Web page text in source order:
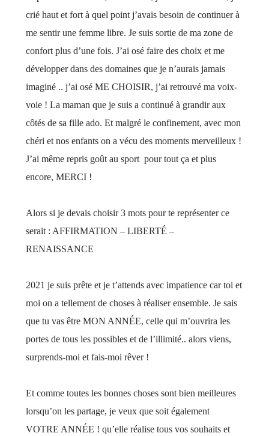
crié haut et fort à quel point j’avais besoin de continuer à
me sentir une femme libre. Je suis sortie de ma zone de
confort plus d’une fois. J’ai osé faire des choix et me
développer dans des domaines que je n’aurais jamais
imaginé .. j’ai osé ME CHOISIR, j’ai retrouvé ma voix-
voie ! La maman que je suis a continué à grandir aux
côtés de sa fille ado. Et malgré le confinement, avec mon
chéri et nos enfants on a vécu des moments merveilleux !
J’ai même repris goût au sport pour tout ça et plus
encore, MERCI !
Alors si je devais choisir 3 mots pour te représenter ce
serait : AFFIRMATION – LIBERTÉ –
RENAISSANCE
2021 je suis prête et je t’attends avec impatience car toi et
moi on a tellement de choses à réaliser ensemble. Je sais
que tu vas être MON ANNÉE, celle qui m’ouvrira les
portes de tous les possibles et de l’illimité.. alors viens,
surprends-moi et fais-moi rêver !
Et comme toutes les bonnes choses sont bien meilleures
lorsqu’on les partage, je veux que soit également
VOTRE ANNÉE ! qu’elle réalise tous vos souhaits et